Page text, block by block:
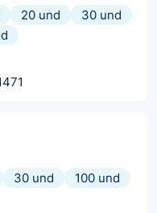
20 und
30 und
30 und
100 und